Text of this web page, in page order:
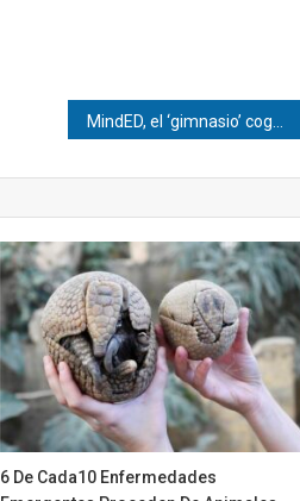
6 De Cada10 Enfermedades